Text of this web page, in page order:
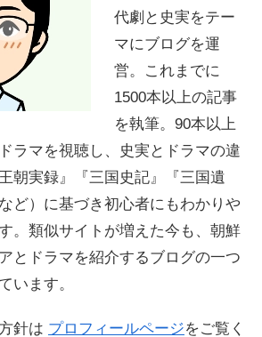
代劇と史実をテー
マにブログを運
営。これまでに
1500本以上の記事
を執筆。90本以上
ラマを視聴し、史実とドラマの違
朝実録』『三国史記』『三国遺
ど）に基づき初心者にもわかりや
。類似サイトが増えた今も、朝鮮
とドラマを紹介するブログの一つ
います。
針は プロフィールページをご覧く